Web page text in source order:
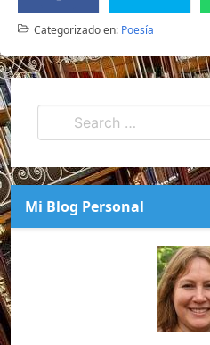
Categorizado en: Poesía
Mi Blog Personal